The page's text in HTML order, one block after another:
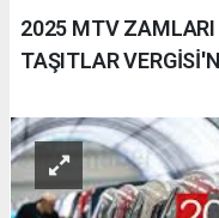
2025 MTV ZAMLARI
TAŞITLAR